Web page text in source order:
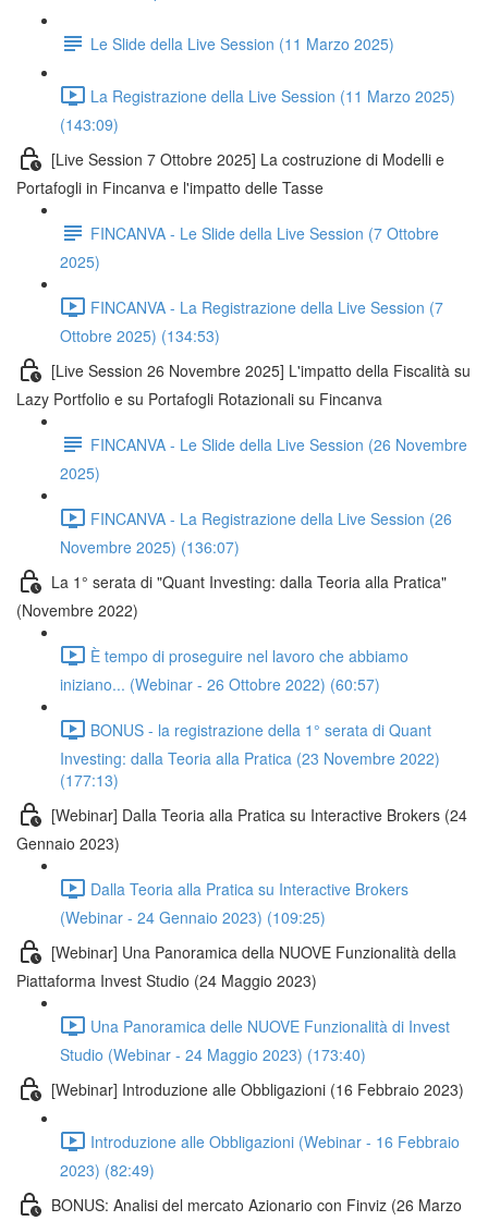
Le Slide della Live Session (11 Marzo 2025)
La Registrazione della Live Session (11 Marzo 2025)
(143:09)
[Live Session 7 Ottobre 2025] La costruzione di Modelli e
Portafogli in Fincanva e l'impatto delle Tasse
FINCANVA - Le Slide della Live Session (7 Ottobre
2025)
FINCANVA - La Registrazione della Live Session (7
Ottobre 2025) (134:53)
[Live Session 26 Novembre 2025] L'impatto della Fiscalità su
Lazy Portfolio e su Portafogli Rotazionali su Fincanva
FINCANVA - Le Slide della Live Session (26 Novembre
2025)
FINCANVA - La Registrazione della Live Session (26
Novembre 2025) (136:07)
La 1° serata di "Quant Investing: dalla Teoria alla Pratica"
(Novembre 2022)
È tempo di proseguire nel lavoro che abbiamo
iniziano... (Webinar - 26 Ottobre 2022) (60:57)
BONUS - la registrazione della 1° serata di Quant
Investing: dalla Teoria alla Pratica (23 Novembre 2022)
(177:13)
[Webinar] Dalla Teoria alla Pratica su Interactive Brokers (24
Gennaio 2023)
Dalla Teoria alla Pratica su Interactive Brokers
(Webinar - 24 Gennaio 2023) (109:25)
[Webinar] Una Panoramica della NUOVE Funzionalità della
Piattaforma Invest Studio (24 Maggio 2023)
Una Panoramica delle NUOVE Funzionalità di Invest
Studio (Webinar - 24 Maggio 2023) (173:40)
[Webinar] Introduzione alle Obbligazioni (16 Febbraio 2023)
Introduzione alle Obbligazioni (Webinar - 16 Febbraio
2023) (82:49)
BONUS: Analisi del mercato Azionario con Finviz (26 Marzo